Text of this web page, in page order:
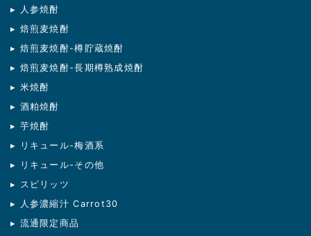
▸ 人参焼酎
▸ 焙煎麦焼酎
▸ 焙煎麦焼酎-樽貯蔵焼酎
▸ 焙煎麦焼酎-長期樽熟成焼酎
▸ 米焼酎
▸ 酒粕焼酎
▸ 芋焼酎
▸ リキュール-梅酒系
▸ リキュール-その他
▸ スピリッツ
▸ 人参濃縮汁 Carrot30
▸ 流通限定商品